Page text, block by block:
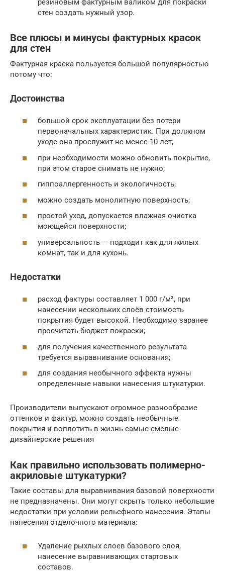
резиновым фактурным валиком для покраски
стен создать нужный узор.
Все плюсы и минусы фактурных красок
для стен
Фактурная краска пользуется большой популярностью
потому что:
Достоинства
большой срок эксплуатации без потери
первоначальных характеристик. При должном
уходе она прослужит не менее 10 лет;
при необходимости можно обновить покрытие,
при этом старое снимать не нужно;
гиппоаллергенность и экологичность;
можно создать монолитную поверхность;
простой уход, допускается влажная очистка
моющейся поверхности;
универсальность — подходит как для жилых
комнат, так и для кухонь.
Недостатки
расход фактуры составляет 1 000 г/м², при
нанесении нескольких слоёв стоимость
покрытия будет высокой. Необходимо заранее
просчитать бюджет покраски;
для получения качественного результата
требуется выравнивание основания;
для создания необычного эффекта нужны
определенные навыки нанесения штукатурки.
Производители выпускают огромное разнообразие
оттенков и фактур, можно создать необычные
покрытия и воплотить в жизнь самые смелые
дизайнерские решения
Как правильно использовать полимерно-
акриловые штукатурки?
Такие составы для выравнивания базовой поверхности
не предназначены. Они могут скрыть только небольшие
недостатки при условии рельефного нанесения. Этапы
нанесения отделочного материала:
Удаление рыхлых слоев базового слоя,
нанесение выравнивающих стартовых
составов.